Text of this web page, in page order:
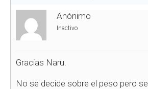
Anónimo
Inactivo
Gracias Naru.
No se decide sobre el peso pero